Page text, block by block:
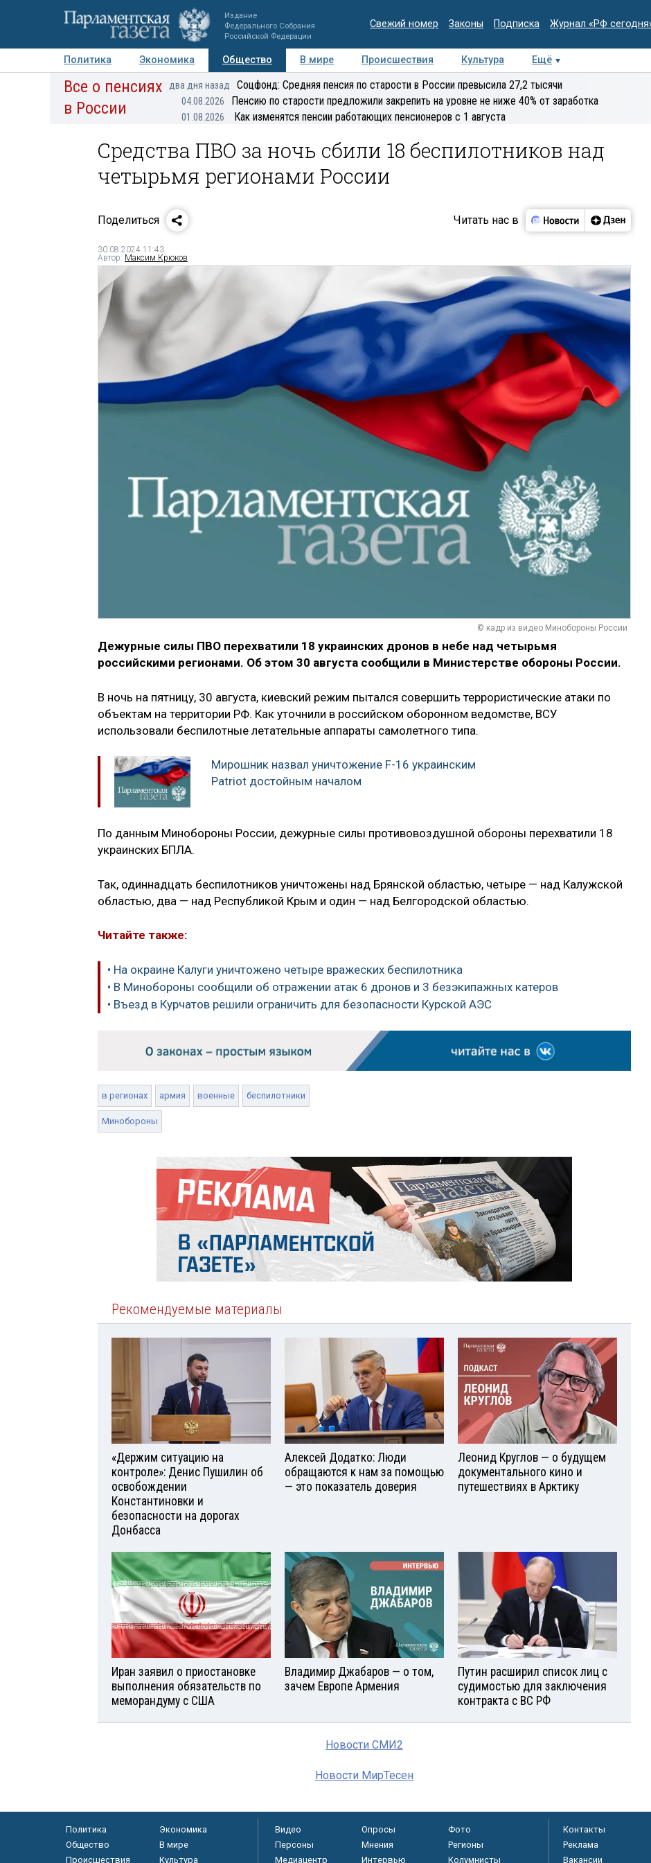
Издание
Федерального Собрания
Российской Федерации
Свежий номер Законы Подписка Журнал «РФ
Политика Экономика Общество В мире Происшествия Культура Ещё
Авторы Персоны Мнения Регионы Медиацентр Интервью Колумнисты
Все о пенсиях
в России
два дня назад Соцфонд: Средняя пенсия по старости в России превысила 27,2 тысячи
04.08.2026 Пенсию по старости предложили закрепить на уровне не ниже 40% от заработка
01.08.2026 Как изменятся пенсии работающих пенсионеров с 1 августа
Средства ПВО за ночь сбили 18 беспилотников над
четырьмя регионами России
Поделиться Читать нас в
30.08.2024 11:43
Автор: Максим Крюков
© кадр из видео Минобороны России
Дежурные силы ПВО перехватили 18 украинских дронов в небе над четырьмя
российскими регионами. Об этом 30 августа сообщили в Министерстве обороны России.
В ночь на пятницу, 30 августа, киевский режим пытался совершить террористические атаки по
объектам на территории РФ. Как уточнили в российском оборонном ведомстве, ВСУ
использовали беспилотные летательные аппараты самолетного типа.
Мирошник назвал уничтожение F-16 украинским
Patriot достойным началом
По данным Минобороны России, дежурные силы противовоздушной обороны перехватили 18
украинских БПЛА.
Так, одиннадцать беспилотников уничтожены над Брянской областью, четыре — над Калужской
областью, два — над Республикой Крым и один — над Белгородской областью.
Читайте также:
• На окраине Калуги уничтожено четыре вражеских беспилотника
• В Минобороны сообщили об отражении атак 6 дронов и 3 безэкипажных катеров
• Въезд в Курчатов решили ограничить для безопасности Курской АЭС
в регионах армия военные беспилотники
Минобороны
Рекомендуемые материалы
«Держим ситуацию на
контроле»: Денис Пушилин об
освобождении
Константиновки и
безопасности на дорогах
Донбасса
Алексей Додатко: Люди
обращаются к нам за помощью
— это показатель доверия
Леонид Круглов — о будущем
документального кино и
путешествиях в Арктику
Иран заявил о приостановке
выполнения обязательств по
меморандуму с США
Владимир Джабаров — о том,
зачем Европе Армения
Путин расширил список лиц с
судимостью для заключения
контракта с ВС РФ
Новости СМИ2
Новости МирТесен
Политика
Экономика
Общество
В мире
Происшествия
Культура
Видео Опросы
Фото
Персоны
Мнения
Регионы
Медиацентр
Интервью Колумнисты
Контакты
Реклама
Вакансии